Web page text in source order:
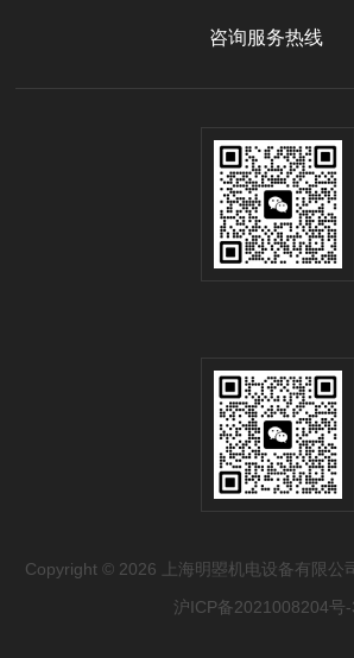
咨询服务热线
Copyright © 2026 上海明曌机电设备有限公
沪ICP备2021008204号-